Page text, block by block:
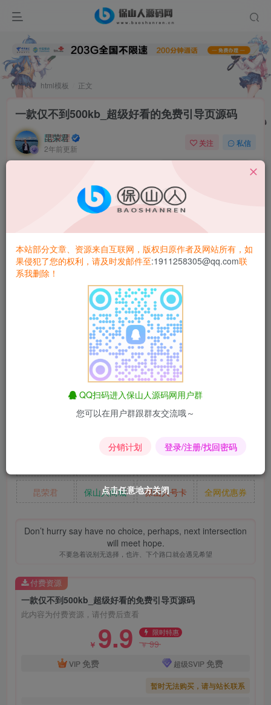
首页 html模板 正文
一款仅不到500kb_超级好看的免费引导页源码
昆荣君
2年前更新
关注 私信
源码介绍： 这是一款不到500kb的引导页，外观极其精美。
可在服务器或主机上搭建，只需下载压缩包并解压至根目录
即可。页面内容可在index.html文件中进行修改。顶部图片使
用了API接口（若不喜欢，可在第66/67行自行更换）。引导
页的压缩包已经准备好，有需要的朋友可直接下载使用。
昆荣君 保山人商城 保山人号卡 全网优惠券
Don’t hurry say have no choice, perhaps, next intersection
will meet hope.
不要急着说别无选择，也许、下个路口就会遇见希望
一款仅不到500kb_超级好看的免费引导页源码
此内容为付费资源，请付费后查看
￥ 9.9 限时特惠
￥99
VIP 免费 超级SVIP 免费
暂时无法购买，请与站长联系
付费资源
点击任意地方关闭
点击任意地方关闭
点击任意地方关闭
点击任意地方关闭
点击任意地方关闭
点击任意地方关闭
本站部分文章、资源来自互联网，版权归原作者及网站所有，如
果侵犯了您的权利，请及时发邮件至:1911258305@qq.com联
系我删除！
QQ扫码进入保山人源码网用户群
您可以在用户群跟群友交流哦～
分销计划 登录/注册/找回密码